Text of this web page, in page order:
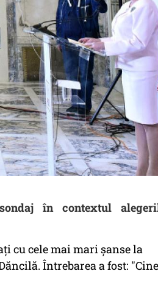
în contextul
cu cele mai mari șanse la
Întrebarea a fost: "Cine